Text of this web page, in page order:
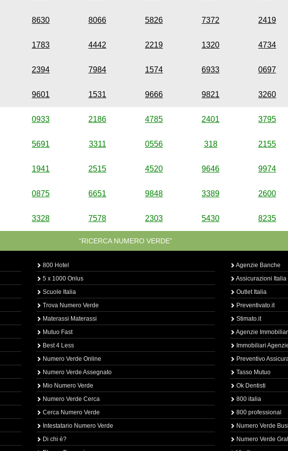
8630 8066 5826 7372 2419
1783 4442 2219 1320 4734
2394 7984 1574 6933 0697
9601 1531 9666 9821 3260
0933 2186 4785 2401 3795
5691 3311 0556 318 2155
1941 2515 4520 9646 9974
0875 6651 9848 3389 2600
3328 7578 2303 5430 8235
“RICERCA NUMERO VERDE”
800 Hotel
5 x 1000 Onlus
Scuole Italia
Trova Numero Verde
Materassi Materassi
Mutuo Fast
Best 4 Less
Numero Verde Online
Numero Verde Assegnato
Mio Numero Verde
Numero Verde Cerca
Cerca Numero Verde
Intestatario Numero Verde
Di chi è?
Agenzie Banche
Assicurazioni Italia
Outlet Italia
Preventivato.it
Stimato.it
Agenzie
Immobiliari
Preventivo
Tasso Mutuo
Ok Dentisti
800 italia
800 professional
Numero Verde
Numero Verde